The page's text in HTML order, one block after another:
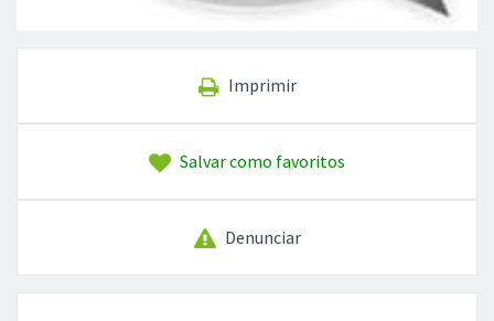
Imprimir
Salvar como favoritos
Denunciar